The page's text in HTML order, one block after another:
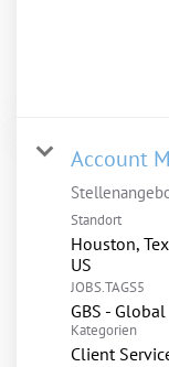
Account
Standort
Houston,
JOBS.TAGS5
GBS - Global
Kategorien
Client